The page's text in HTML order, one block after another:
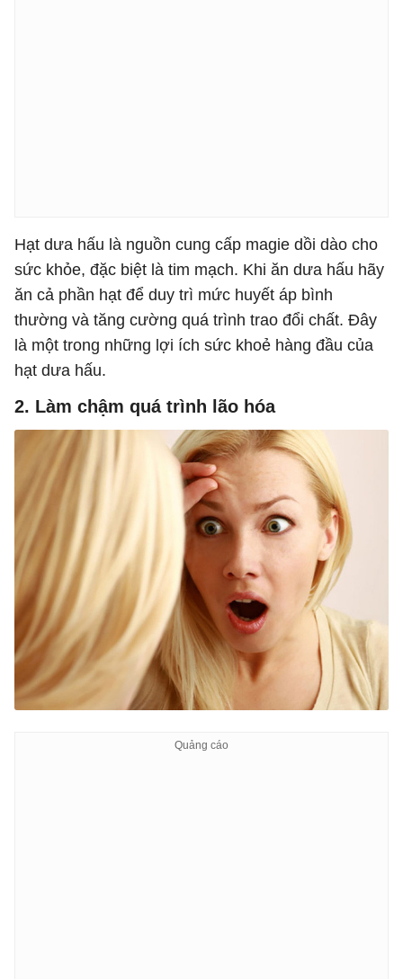
Hạt dưa hấu là nguồn cung cấp magie dồi dào cho
sức khỏe, đặc biệt là tim mạch. Khi ăn dưa hấu hãy
ăn cả phần hạt để duy trì mức huyết áp bình
thường và tăng cường quá trình trao đổi chất. Đây
là một trong những lợi ích sức khoẻ hàng đầu của
hạt dưa hấu.
2. Làm chậm quá trình lão hóa